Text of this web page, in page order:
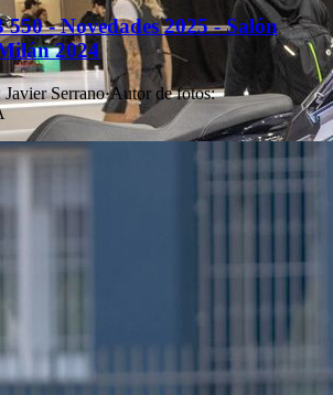
- Novedades 2025 - Salón
2024
Javier Serrano·Autor de fotos: